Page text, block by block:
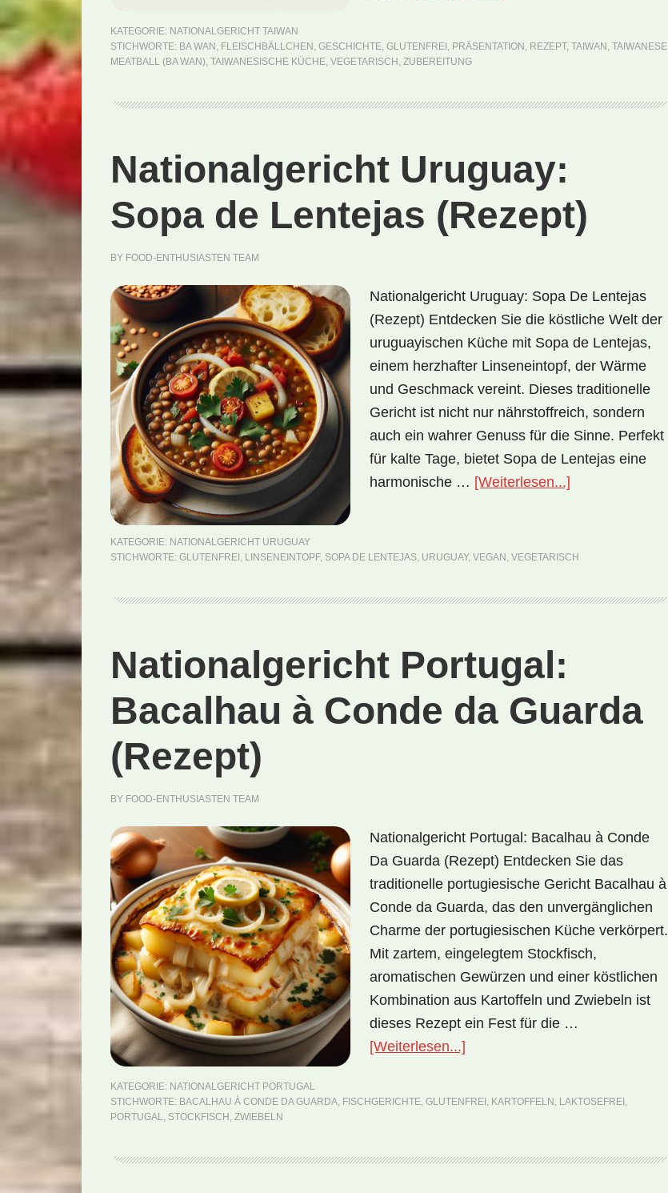
Wan)
KATEGORIE: NATIONALGERICHT TAIWAN
STICHWORTE: BA WAN , FLEISCHBÄLLCHEN , GESCHICHTE, GLUTENFREI , PRÄSENTATION , REZEPT, TAIWAN , TAIWANESE
MEATBALL (BA WAN), TAIWANESISCHE KÜCHE, VEGETARISCH , ZUBEREITUNG
Nationalgericht Uruguay:
Sopa de Lentejas (Rezept)
BY FOOD-ENTHUSIASTEN TEAM
Nationalgericht Uruguay: Sopa De Lentejas
(Rezept) Entdecken Sie die köstliche Welt der
uruguayischen Küche mit Sopa de Lentejas,
einem herzhafter Linseneintopf, der Wärme
und Geschmack vereint. Dieses traditionelle
Gericht ist nicht nur nährstoffreich, sondern
auch ein wahrer Genuss für die Sinne. Perfekt
für kalte Tage, bietet Sopa de Lentejas eine
harmonische … [Weiterlesen...]
de
(Rezept)
KATEGORIE: NATIONALGERICHT URUGUAY
STICHWORTE: GLUTENFREI , LINSENEINTOPF, SOPA DE LENTEJAS, URUGUAY, VEGAN , VEGETARISCH
Nationalgericht Portugal:
Bacalhau à Conde da Guarda
(Rezept)
BY FOOD-ENTHUSIASTEN TEAM
Nationalgericht Portugal: Bacalhau à Conde
Da Guarda (Rezept) Entdecken Sie das
traditionelle portugiesische Gericht Bacalhau à
Conde da Guarda, das den unvergänglichen
Charme der portugiesischen Küche verkörpert.
Mit zartem, eingelegtem Stockfisch,
aromatischen Gewürzen und einer köstlichen
Kombination aus Kartoffeln und Zwiebeln ist
dieses Rezept ein Fest für die …
[Weiterlesen...]
da
KATEGORIE: NATIONALGERICHT PORTUGAL
STICHWORTE: BACALHAU À CONDE DA GUARDA, FISCHGERICHTE, GLUTENFREI , KARTOFFELN , LAKTOSEFREI ,
PORTUGAL, STOCKFISCH , ZWIEBELN